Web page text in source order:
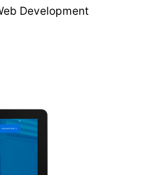
Development